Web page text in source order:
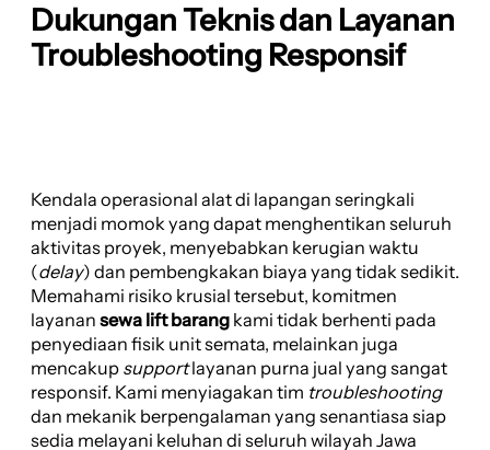
Dukungan Teknis dan Layanan
Troubleshooting Responsif
Kendala operasional alat di lapangan seringkali
menjadi momok yang dapat menghentikan seluruh
aktivitas proyek, menyebabkan kerugian waktu
(delay) dan pembengkakan biaya yang tidak sedikit.
Memahami risiko krusial tersebut, komitmen
layanan sewa lift barang kami tidak berhenti pada
penyediaan fisik unit semata, melainkan juga
mencakup supportlayanan purna jual yang sangat
responsif. Kami menyiagakan tim troubleshooting
dan mekanik berpengalaman yang senantiasa siap
sedia melayani keluhan di seluruh wilayah Jawa